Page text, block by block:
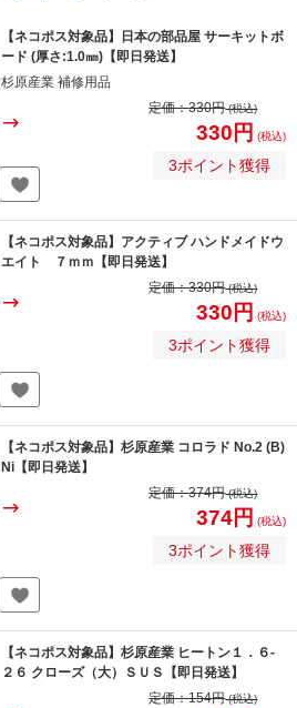
【ネコポス対象品】日本の部品屋 サーキットボ
ード (厚さ:1.0㎜)【即日発送】
杉原産業 補修用品
定価：330円(税込)
330円 (税込)
3ポイント獲得
【ネコポス対象品】アクティブ ハンドメイドウ
エイト ７ｍｍ【即日発送】
定価：330円(税込)
330円 (税込)
3ポイント獲得
【ネコポス対象品】杉原産業 コロラド No.2 (B)
Ni【即日発送】
定価：374円(税込)
374円 (税込)
3ポイント獲得
【ネコポス対象品】杉原産業 ヒートン１．６-
２６ クローズ（大）ＳＵＳ【即日発送】
定価：154円(税込)